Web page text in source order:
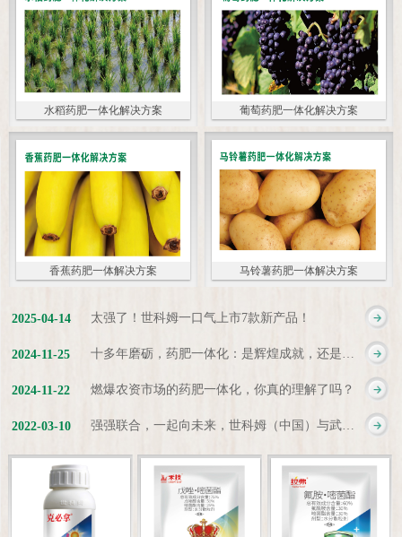
水稻药肥一体化解决方案 葡萄药肥一体化解决方案
香蕉药肥一体解决方案 马铃薯药肥一体解决方案
太强了！世科姆一口气上市7款新产品！
2025-04-14
十多年磨砺，药肥一体化：是辉煌成就，还是新起点？
2024-11-25
燃爆农资市场的药肥一体化，你真的理解了吗？
2024-11-22
强强联合，一起向未来，世科姆（中国）与武汉科诺达成战略合作协议
2022-03-10